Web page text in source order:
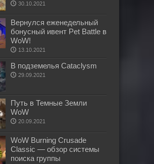
30.10.2021
Вернулся еженедельный
бонусный ивент Pet Battle в
WoW!
13.10.2021
В подземелья Cataclysm
29.09.2021
Путь в Темные Земли
WoW
20.09.2021
WoW Burning Crusade
Classic — обзор системы
поиска группы